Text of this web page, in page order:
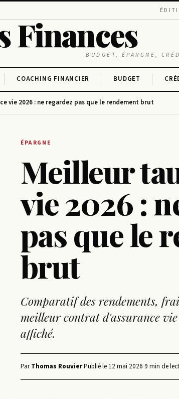
Finances
BUDGET, ÉPARGNE,
COACHING FINANCIER BUDGET
vie 2026 : ne regardez pas que le rendement brut
ÉPARGNE
Meilleur
vie 2026 :
pas que le
brut
Comparatif des rendements,
meilleur contrat d'assurance
affiché.
ParThomas Rouvier·Publié le 12 mai 2026·9 min de